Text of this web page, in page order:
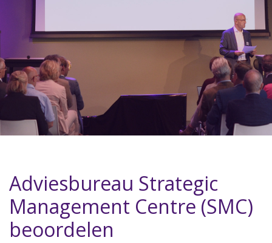
Adviesbureau Strategic
Management Centre (SMC)
beoordelen